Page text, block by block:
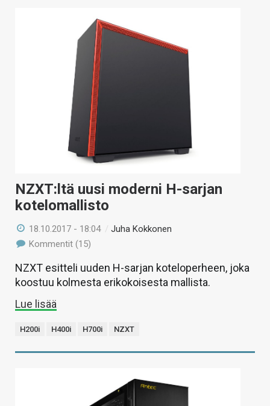
NZXT:ltä uusi moderni H-sarjan
kotelomallisto
18.10.2017 - 18:04 /Juha Kokkonen
Kommentit (15)
NZXT esitteli uuden H-sarjan koteloperheen, joka
koostuu kolmesta erikokoisesta mallista.
Lue lisää
H200i H400i H700i NZXT